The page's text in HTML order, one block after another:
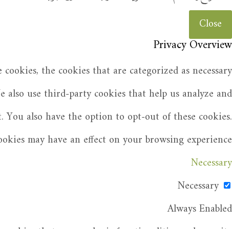
Close
Privacy Overview
the cookies that are categorized as necessary
use third-party cookies that help us analyze and
also have the option to opt-out of these cookies.
may have an effect on your browsing experience.
Necessary
Necessary
Always Enabled